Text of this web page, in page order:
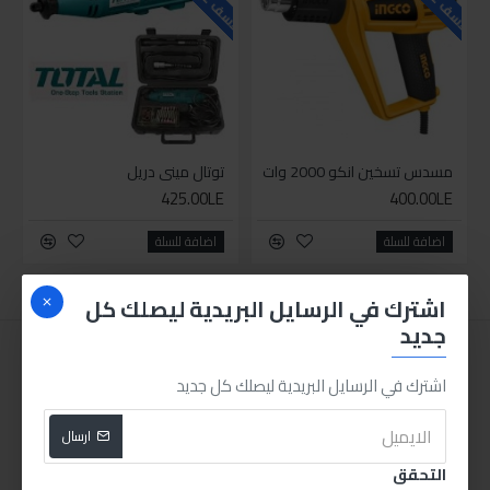
اشترك في الرسايل البريدية ليصلك كل
جديد
اشترك في الرسايل البريدية ليصلك كل جديد
ارسال
التحقق
مسدس تسخين انكو 2000 وات
400.00LE
اضافة للسلة
توتال ميني دريل
425.00LE
اضافة للسلة